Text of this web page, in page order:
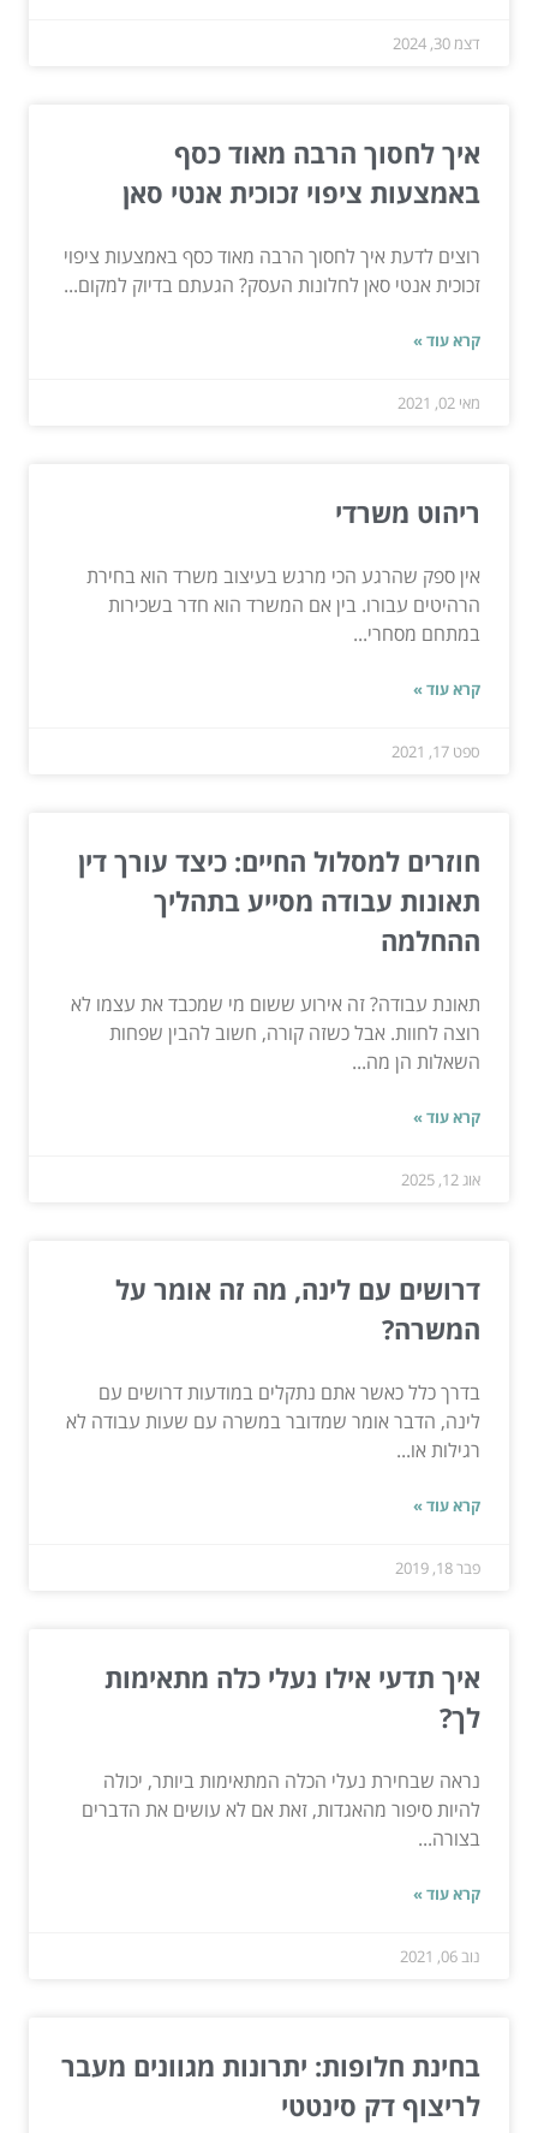
דצמ 30, 2024
איך לחסוך הרבה מאוד כסף
באמצעות ציפוי זכוכית אנטי סאן
רוצים לדעת איך לחסוך הרבה מאוד כסף באמצעות ציפוי
זכוכית אנטי סאן לחלונות העסק? הגעתם בדיוק למקום...
קרא עוד »
מאי 02, 2021
ריהוט משרדי
אין ספק שהרגע הכי מרגש בעיצוב משרד הוא בחירת
הרהיטים עבורו. בין אם המשרד הוא חדר בשכירות
במתחם מסחרי...
קרא עוד »
ספט 17, 2021
חוזרים למסלול החיים: כיצד עורך דין
תאונות עבודה מסייע בתהליך
ההחלמה
תאונת עבודה? זה אירוע ששום מי שמכבד את עצמו לא
רוצה לחוות. אבל כשזה קורה, חשוב להבין שפחות
השאלות הן מה...
קרא עוד »
אוג 12, 2025
דרושים עם לינה, מה זה אומר על
המשרה?
בדרך כלל כאשר אתם נתקלים במודעות דרושים עם
לינה, הדבר אומר שמדובר במשרה עם שעות עבודה לא
רגילות או...
קרא עוד »
פבר 18, 2019
איך תדעי אילו נעלי כלה מתאימות
לך?
נראה שבחירת נעלי הכלה המתאימות ביותר, יכולה
להיות סיפור מהאגדות, זאת אם לא עושים את הדברים
בצורה...
קרא עוד »
נוב 06, 2021
בחינת חלופות: יתרונות מגוונים מעבר
לריצוף דק סינטטי